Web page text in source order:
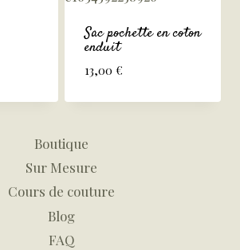
Sac pochette en coton
enduit
13,00 €
Boutique
Sur Mesure
Cours de couture
Blog
FAQ